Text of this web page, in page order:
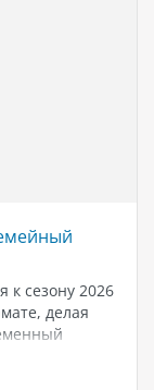
к сезону 2026
делая
отдыха у
для тех,